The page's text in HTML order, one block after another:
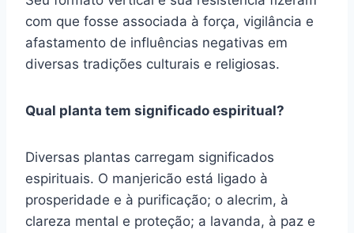
com que fosse associada à força, vigilância e
afastamento de influências negativas em
diversas tradições culturais e religiosas.
Qual planta tem significado espiritual?
Diversas plantas carregam significados
espirituais. O manjericão está ligado à
prosperidade e à purificação; o alecrim, à
clareza mental e proteção; a lavanda, à paz e